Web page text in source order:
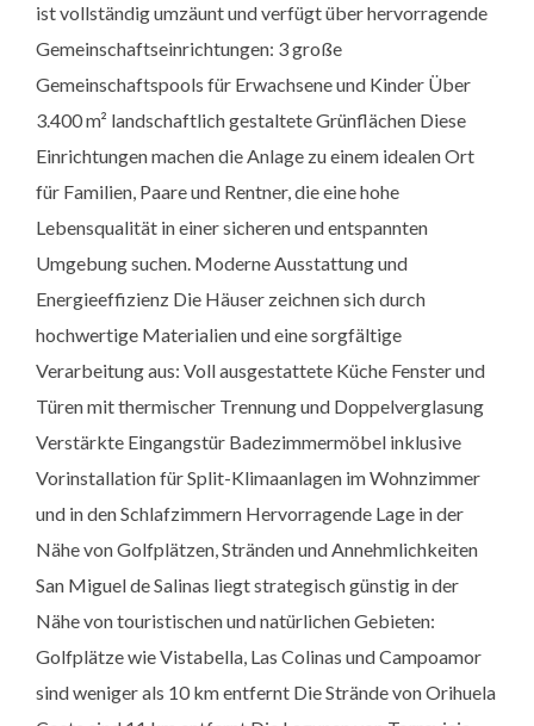
ist vollständig umzäunt und verfügt über hervorragende
Gemeinschaftseinrichtungen: 3 große
Gemeinschaftspools für Erwachsene und Kinder Über
3.400 m² landschaftlich gestaltete Grünflächen Diese
Einrichtungen machen die Anlage zu einem idealen Ort
für Familien, Paare und Rentner, die eine hohe
Lebensqualität in einer sicheren und entspannten
Umgebung suchen. Moderne Ausstattung und
Energieeffizienz Die Häuser zeichnen sich durch
hochwertige Materialien und eine sorgfältige
Verarbeitung aus: Voll ausgestattete Küche Fenster und
Türen mit thermischer Trennung und Doppelverglasung
Verstärkte Eingangstür Badezimmermöbel inklusive
Vorinstallation für Split-Klimaanlagen im Wohnzimmer
und in den Schlafzimmern Hervorragende Lage in der
Nähe von Golfplätzen, Stränden und Annehmlichkeiten
San Miguel de Salinas liegt strategisch günstig in der
Nähe von touristischen und natürlichen Gebieten:
Golfplätze wie Vistabella, Las Colinas und Campoamor
sind weniger als 10 km entfernt Die Strände von Orihuela